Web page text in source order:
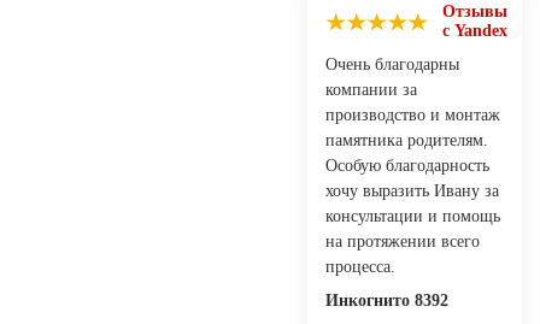
Отзывы
с Yandex
Очень благодарны
компании за
производство и монтаж
памятника родителям.
Особую благодарность
хочу выразить Ивану за
консультации и помощь
на протяжении всего
процесса.
Инкогнито 8392